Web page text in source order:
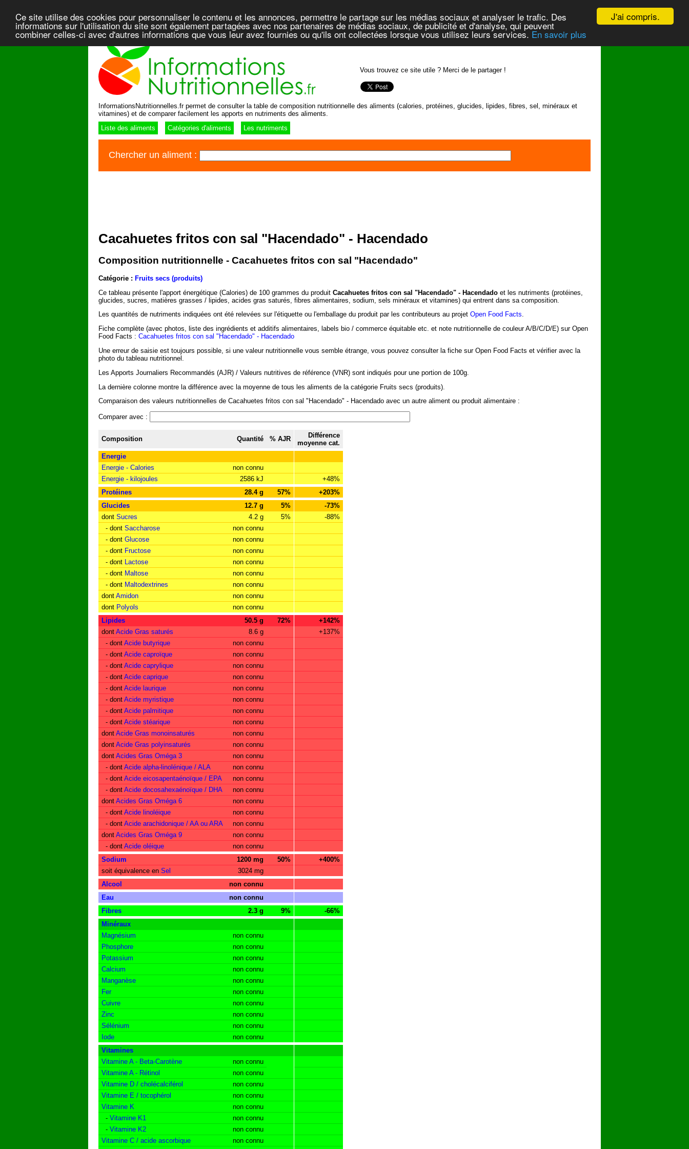
J'ai compris.
Ce site utilise des cookies pour personnaliser le contenu et les annonces, permettre le partage sur les médias sociaux et analyser le trafic. Des
informations sur l'utilisation du site sont également partagées avec nos partenaires de médias sociaux, de publicité et d'analyse, qui peuvent
combiner celles-ci avec d'autres informations que vous leur avez fournies ou qu'ils ont collectées lorsque vous utilisez leurs services. En savoir plus
Vous trouvez ce site utile ? Merci de le partager !
InformationsNutritionnelles.fr permet de consulter la table de composition nutritionnelle des aliments (calories, protéines, glucides, lipides, fibres, sel, minéraux et
vitamines) et de comparer facilement les apports en nutriments des aliments.
Liste des aliments
Catégories d'aliments Les nutriments
Chercher un aliment :
Cacahuetes fritos con sal "Hacendado" - Hacendado
Composition nutritionnelle - Cacahuetes fritos con sal "Hacendado"
Catégorie : Fruits secs (produits)
Ce tableau présente l'apport énergétique (Calories) de 100 grammes du produit Cacahuetes fritos con sal "Hacendado" - Hacendado et les nutriments (protéines,
glucides, sucres, matières grasses / lipides, acides gras saturés, fibres alimentaires, sodium, sels minéraux et vitamines) qui entrent dans sa composition.
Les quantités de nutriments indiquées ont été relevées sur l'étiquette ou l'emballage du produit par les contributeurs au projet Open Food Facts.
Fiche complète (avec photos, liste des ingrédients et additifs alimentaires, labels bio / commerce équitable etc. et note nutritionnelle de couleur A/B/C/D/E) sur Open
Food Facts : Cacahuetes fritos con sal "Hacendado" - Hacendado
Une erreur de saisie est toujours possible, si une valeur nutritionnelle vous semble étrange, vous pouvez consulter la fiche sur Open Food Facts et vérifier avec la
photo du tableau nutritionnel.
Les Apports Journaliers Recommandés (AJR) / Valeurs nutritives de référence (VNR) sont indiqués pour une portion de 100g.
La dernière colonne montre la différence avec la moyenne de tous les aliments de la catégorie Fruits secs (produits).
Comparaison des valeurs nutritionnelles de Cacahuetes fritos con sal "Hacendado" - Hacendado avec un autre aliment ou produit alimentaire :
Comparer avec :
Composition Quantité % AJR
Différence
moyenne cat.
Energie
Energie - Calories
non connu
Energie - kilojoules
2586 kJ
+48%
Protéines
28.4 g 57%
+203%
Glucides
12.7 g 5%
-73%
dont Sucres 4.2 g 5%
-88%
- dont Saccharose
non connu
- dont Glucose
non connu
- dont Fructose
non connu
- dont Lactose
non connu
- dont Maltose
non connu
- dont Maltodextrines
non connu
dont Amidon
non connu
dont Polyols
non connu
Lipides
50.5 g 72%
+142%
dont Acide Gras saturés 8.6 g
+137%
- dont Acide butyrique
non connu
- dont Acide caproïque
non connu
- dont Acide caprylique
non connu
- dont Acide caprique
non connu
- dont Acide laurique
non connu
- dont Acide myristique
non connu
- dont Acide palmitique
non connu
- dont Acide stéarique
non connu
dont Acide Gras monoinsaturés
non connu
dont Acide Gras polyinsaturés
non connu
dont Acides Gras Oméga 3
non connu
- dont Acide alpha-linolénique / ALA
non connu
- dont Acide eicosapentaénoïque / EPA
non connu
- dont Acide docosahexaénoïque / DHA
non connu
dont Acides Gras Oméga 6
non connu
- dont Acide linoléique
non connu
- dont Acide arachidonique / AA ou ARA
non connu
dont Acides Gras Oméga 9
non connu
- dont Acide oléique
non connu
Sodium
1200 mg 50%
+400%
soit équivalence en Sel
3024 mg
Alcool
non connu
Eau
non connu
Fibres
2.3 g 9%
-66%
Minéraux
Magnésium
non connu
Phosphore
non connu
Potassium
non connu
Calcium
non connu
Manganèse
non connu
Fer
non connu
Cuivre
non connu
Zinc
non connu
Sélénium
non connu
Iode
non connu
Vitamines
Vitamine A - Beta-Carotène
non connu
Vitamine A - Rétinol
non connu
Vitamine D / cholécalciférol
non connu
Vitamine E / tocophérol
non connu
Vitamine K
non connu
- Vitamine K1
non connu
- Vitamine K2
non connu
Vitamine C / acide ascorbique
non connu